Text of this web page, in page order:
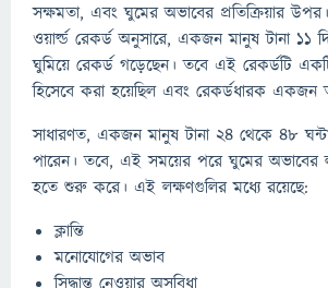
সক্ষমতা, এবং ঘুমের অভাবের প্রতিক্রিয়ার
ওয়ার্ল্ড রেকর্ড অনুসারে, একজন মানুষ টানা ১১
ঘুমিয়ে রেকর্ড গড়েছেন। তবে এই রেকর্ডটি
হিসেবে করা হয়েছিল এবং রেকর্ডধারক একজন
সাধারণত, একজন মানুষ টানা ২৪ থেকে ৪৮
পারেন। তবে, এই সময়ের পরে ঘুমের অভাবের
হতে শুরু করে। এই লক্ষণগুলির মধ্যে রয়েছে:
ক্লান্তি
মনোযোগের অভাব